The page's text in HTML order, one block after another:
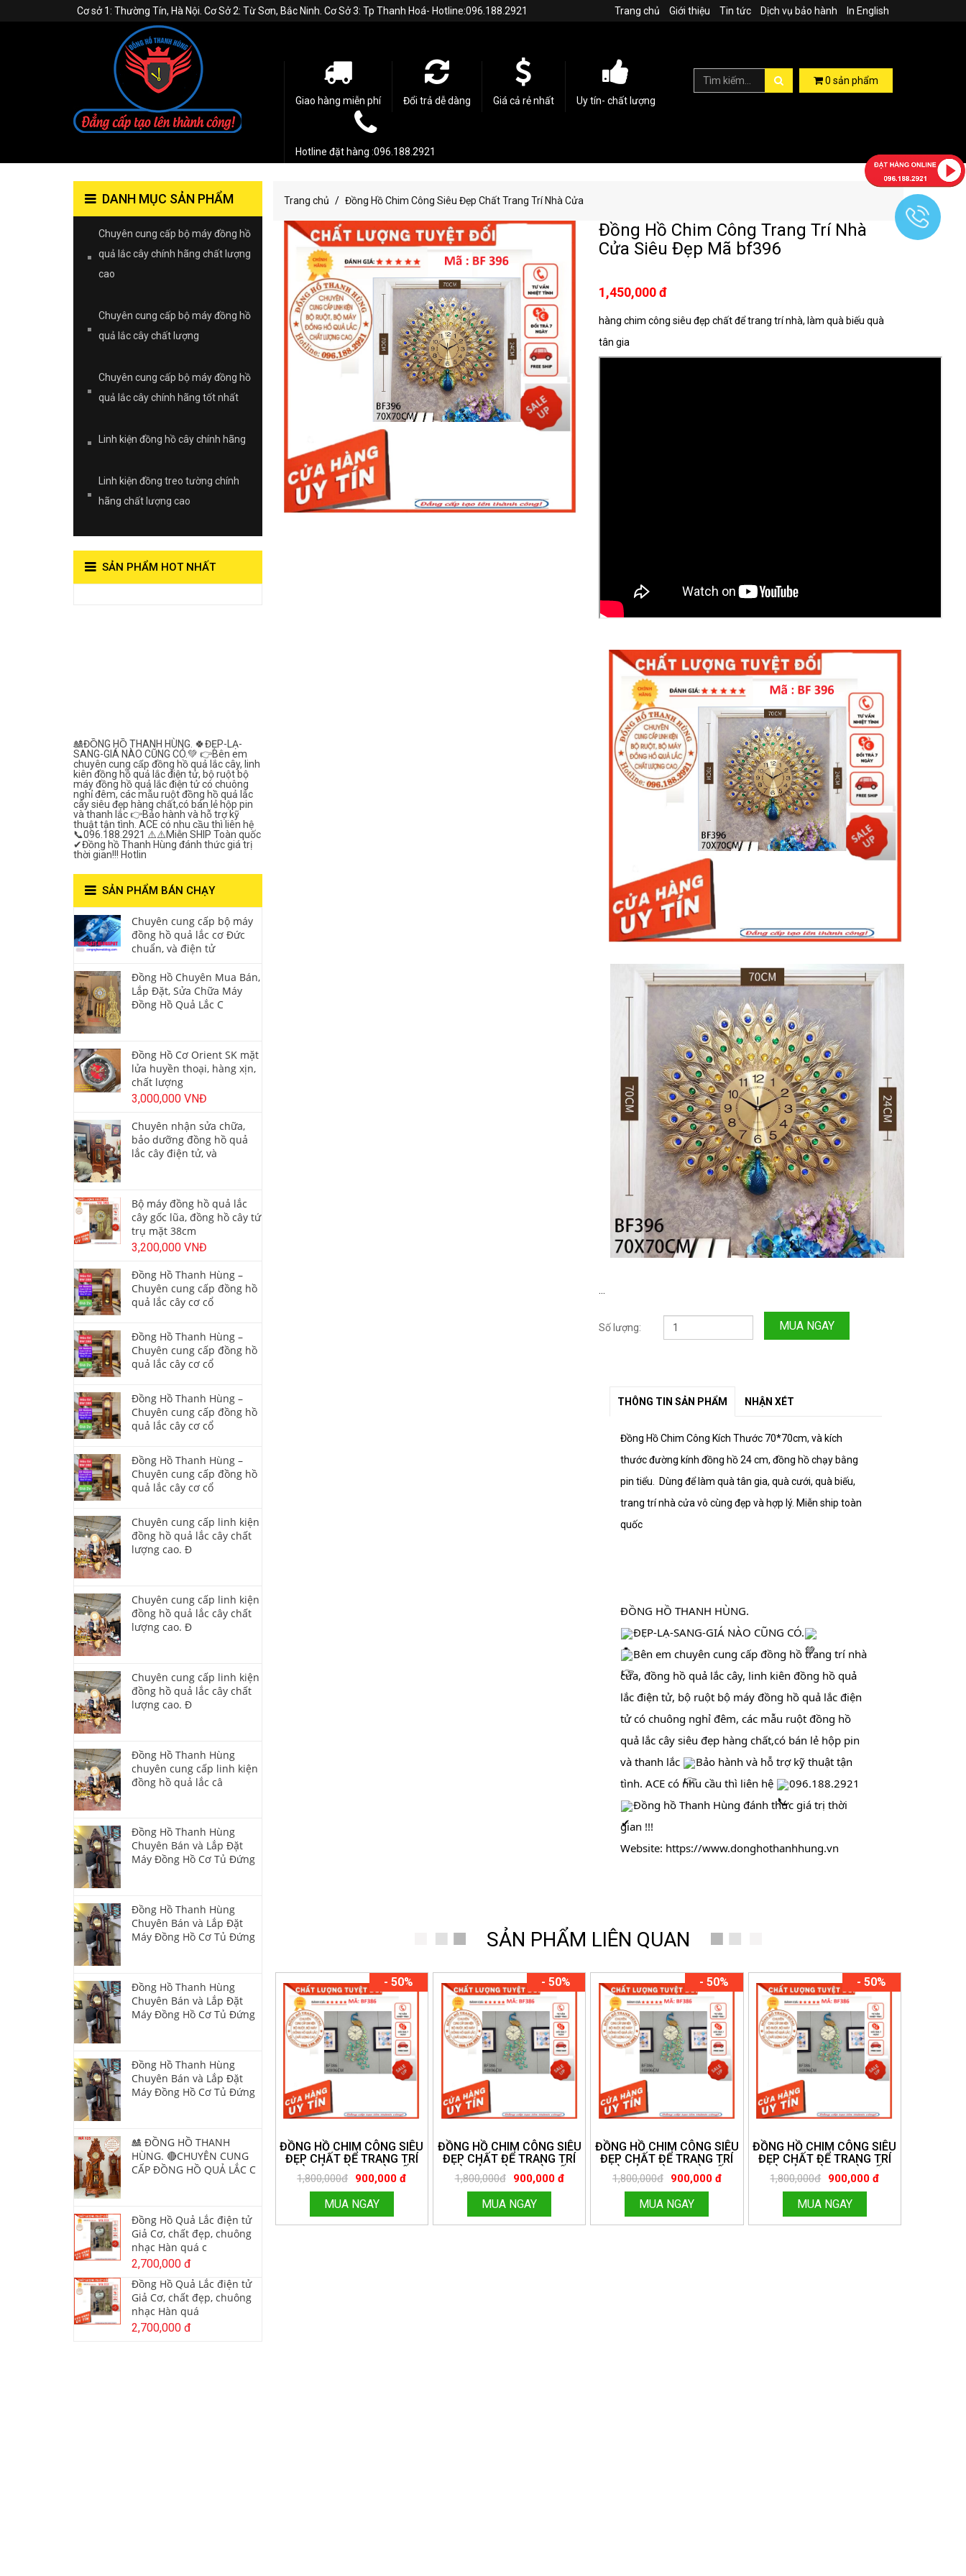
Trang chủ Giới thiệu Tin tức Dịch vụ bảo hành In English
Cơ sở 1: Thường Tín, Hà Nội. Cơ Sở 2: Từ Sơn, Bắc Ninh. Cơ Sở 3: Tp Thanh Hoá- Hotline:096.188.2921
Giao hàng miễn phí Đổi trả dễ dàng Giá cả rẻ nhất Uy tín- chất lượng
Hotline đặt hàng :096.188.2921
0 sản phẩm
Trang chủ Đồng Hồ Chim Công Siêu Đẹp Chất Trang Trí Nhà Cửa
Đồng Hồ Chim Công Trang Trí Nhà
Cửa Siêu Đẹp Mã bf396
1,450,000 đ
hàng chim công siêu đẹp chất để trang trí nhà, làm quà biếu quà
tân gia
Số lượng: MUA NGAY
THÔNG TIN SẢN PHẨM NHẬN XÉT
Đồng Hồ Chim Công Kích Thước 70*70cm, và kích
thước đường kính đồng hồ 24 cm, đồng hồ chạy bằng
pin tiểu. Dùng để làm quà tân gia, quà cưới, quà biếu,
trang trí nhà cửa vô cùng đẹp và hợp lý. Miễn ship toàn
quốc
ĐỒNG HỒ THANH HÙNG.
ĐẸP-LẠ-SANG-GIÁ NÀO CŨNG CÓ.
Bên em chuyên cung cấp đồng hồ trang trí nhà
cửa, đồng hồ quả lắc cây, linh kiên đồng hồ quả
lắc điện tử, bộ ruột bộ máy đồng hồ quả lắc điện
tử có chuông nghỉ đêm, các mẫu ruột đồng hồ
quả lắc cây siêu đẹp hàng chất,có bán lẻ hộp pin
và thanh lắc
Bảo hành và hỗ trợ kỹ thuật tận
tình. ACE có nhu cầu thì liên hệ
096.188.2921
Đồng hồ Thanh Hùng đánh thức giá trị thời
gian !!!
Website: https://www.donghothanhhung.vn
SẢN PHẨM LIÊN QUAN
- 50%
ĐỒNG HỒ CHIM CÔNG SIÊU
ĐẸP CHẤT ĐỂ TRANG TRÍ
NHÀ CỬA. LÀM QUÀ BIẾU,
QUÀ CƯỚI, QUÀ TÂN GIA MÃ
BF38
1,800,000đ 900,000 đ
MUA NGAY
- 50%
ĐỒNG HỒ CHIM CÔNG SIÊU
ĐẸP CHẤT ĐỂ TRANG TRÍ
NHÀ CỬA. LÀM QUÀ BIẾU,
QUÀ CƯỚI, QUÀ TÂN GIA MÃ
BF38
1,800,000đ 900,000 đ
MUA NGAY
- 50%
ĐỒNG HỒ CHIM CÔNG SIÊU
ĐẸP CHẤT ĐỂ TRANG TRÍ
NHÀ CỬA. LÀM QUÀ BIẾU,
QUÀ CƯỚI, QUÀ TÂN GIA MÃ
BF38
1,800,000đ 900,000 đ
MUA NGAY
- 50%
ĐỒNG HỒ CHIM CÔNG SIÊU
ĐẸP CHẤT ĐỂ TRANG TRÍ
NHÀ CỬA. LÀM QUÀ BIẾU,
QUÀ CƯỚI, QUÀ TÂN GIA MÃ
BF38
1,800,000đ 900,000 đ
MUA NGAY
DANH MỤC SẢN PHẨM
Chuyên cung cấp bộ máy đồng hồ
quả lắc cây chính hãng chất lượng
cao
Chuyên cung cấp bộ máy đồng hồ
quả lắc cây chất lượng
Chuyên cung cấp bộ máy đồng hồ
quả lắc cây chính hãng tốt nhất
Linh kiện đồng hồ cây chính hãng
Linh kiện đồng treo tường chính
hãng chất lượng cao
SẢN PHẨM HOT NHẤT
🎎ĐỒNG HỒ THANH HÙNG. 🍀ĐẸP-LẠ-
SANG-GIÁ NÀO CŨNG CÓ.💚 👉Bên em
chuyên cung cấp đồng hồ quả lắc cây, linh
kiên đồng hồ quả lắc điện tử, bộ ruột bộ
máy đồng hồ quả lắc điện tử có chuông
nghỉ đêm, các mẫu ruột đồng hồ quả lắc
cây siêu đẹp hàng chất,có bán lẻ hộp pin
và thanh lắc 👉Bảo hành và hỗ trợ kỹ
thuật tận tình. ACE có nhu cầu thì liên hệ
📞096.188.2921 ⚠️⚠️Miễn SHIP Toàn quốc
✔Đồng hồ Thanh Hùng đánh thức giá trị
thời gian!!! Hotlin
SẢN PHẨM BÁN CHẠY
Chuyên cung cấp bộ máy
đồng hồ quả lắc cơ Đức
chuẩn, và điện tử
Đồng Hồ Chuyên Mua Bán,
Lắp Đặt, Sửa Chữa Máy
Đồng Hồ Quả Lắc C
Đồng Hồ Cơ Orient SK mặt
lửa huyền thoại, hàng xịn,
chất lượng
3,000,000 VNĐ
Chuyên nhận sửa chữa,
bảo dưỡng đồng hồ quả
lắc cây điện tử, và
Bộ máy đồng hồ quả lắc
cây gốc lũa, đồng hồ cây tứ
trụ mặt 38cm
3,200,000 VNĐ
Đồng Hồ Thanh Hùng –
Chuyên cung cấp đồng hồ
quả lắc cây cơ cổ
Đồng Hồ Thanh Hùng –
Chuyên cung cấp đồng hồ
quả lắc cây cơ cổ
Đồng Hồ Thanh Hùng –
Chuyên cung cấp đồng hồ
quả lắc cây cơ cổ
Đồng Hồ Thanh Hùng –
Chuyên cung cấp đồng hồ
quả lắc cây cơ cổ
Chuyên cung cấp linh kiện
đồng hồ quả lắc cây chất
lượng cao. Đ
Chuyên cung cấp linh kiện
đồng hồ quả lắc cây chất
lượng cao. Đ
Chuyên cung cấp linh kiện
đồng hồ quả lắc cây chất
lượng cao. Đ
Đồng Hồ Thanh Hùng
chuyên cung cấp linh kiện
đồng hồ quả lắc câ
Đồng Hồ Thanh Hùng
Chuyên Bán và Lắp Đặt
Máy Đồng Hồ Cơ Tủ Đứng
Đồng Hồ Thanh Hùng
Chuyên Bán và Lắp Đặt
Máy Đồng Hồ Cơ Tủ Đứng
Đồng Hồ Thanh Hùng
Chuyên Bán và Lắp Đặt
Máy Đồng Hồ Cơ Tủ Đứng
Đồng Hồ Thanh Hùng
Chuyên Bán và Lắp Đặt
Máy Đồng Hồ Cơ Tủ Đứng
🎎 ĐỒNG HỒ THANH
HÙNG. 🔴CHUYÊN CUNG
CẤP ĐỒNG HỒ QUẢ LẮC C
Đồng Hồ Quả Lắc điện tử
Giả Cơ, chất đẹp, chuông
nhạc Hàn quá c
2,700,000 đ
Đồng Hồ Quả Lắc điện tử
Giả Cơ, chất đẹp, chuông
nhạc Hàn quá
2,700,000 đ